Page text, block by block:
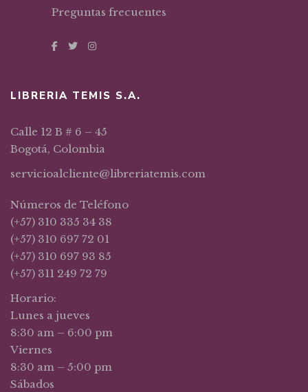
Preguntas frecuentes
LIBRERIA TEMIS S.A.
Calle 12 B # 6 – 45
Bogotá, Colombia
servicioalcliente@libreriatemis.com
Números de Teléfono
(+57) 310 335 34 38
(+57) 310 697 72 01
(+57) 310 697 93 85
(+57) 311 249 72 79
Horario:
Lunes a jueves
8:30 am – 6:00 pm
Viernes
8:30 am – 5:00 pm
Sábados